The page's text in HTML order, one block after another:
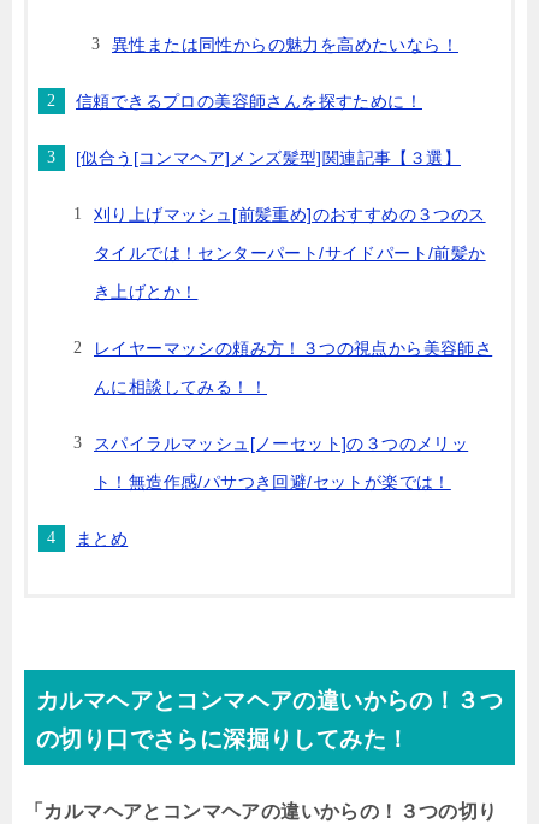
異性または同性からの魅力を高めたいなら！
信頼できるプロの美容師さんを探すために！
[似合う[コンマヘア]メンズ髪型]関連記事【３選】
刈り上げマッシュ[前髪重め]のおすすめの３つのス
タイルでは！センターパート/サイドパート/前髪か
き上げとか！
レイヤーマッシの頼み方！３つの視点から美容師さ
んに相談してみる！！
スパイラルマッシュ[ノーセット]の３つのメリッ
ト！無造作感/パサつき回避/セットが楽では！
まとめ
カルマヘアとコンマヘアの違いからの！３つ
の切り口でさらに深掘りしてみた！
「カルマヘアとコンマヘアの違いからの！３つの切り